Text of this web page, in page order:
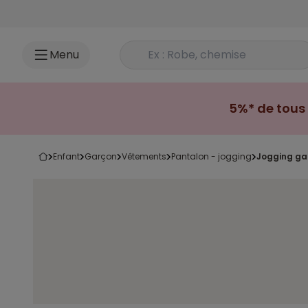
Menu Rechercher un produit
5%* de
enfant garçon vêtements pantalon - jogging jogging